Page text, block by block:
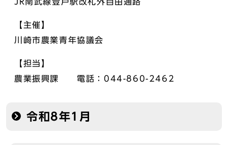
【主催】
川崎市農業青年協議会
【担当】
農業振興課 電話：044-860-2462
令和8年1月